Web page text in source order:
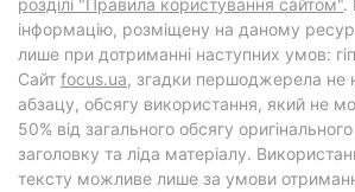
розділі "Правила користування сайтом".
інформацію, розміщену на даному
лише при дотриманні наступних умов:
Cайт focus.ua, згадки першоджерела не
абзацу, обсягу використання, який не
50% від загального обсягу
заголовку та ліда матеріалу.
тексту можливе лише за умови